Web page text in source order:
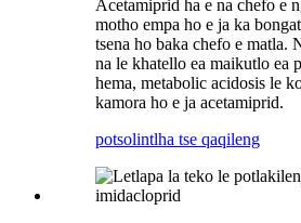
Acetamiprid ha e na chefo e
motho empa ho e ja ka
tsena ho baka chefo e matla.
na le khatello ea maikutlo ea
hema, metabolic acidosis le
kamora ho e ja acetamiprid.
potsolintlha tse qaqileng